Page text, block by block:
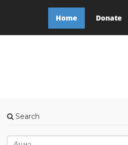
Home Donate
Search